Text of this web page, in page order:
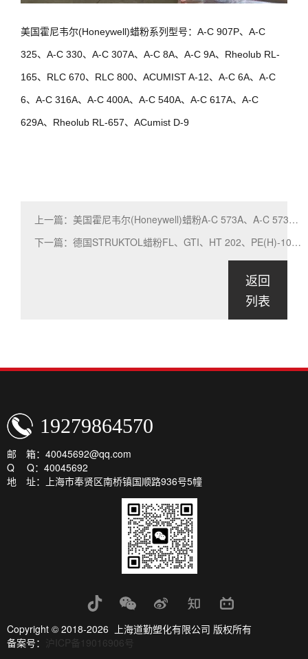
美国霍尼韦尔(Honeywell)蜡粉系列型号：A-C 907P、A-C
325、A-C 330、A-C 307A、A-C 8A、A-C 9A、Rheolub RL-
165、RLC 670、RLC 800、ACUMIST A-12、A-C 6A、A-C
6、A-C 316A、A-C 400A、A-C 540A、A-C 617A、A-C
629A、Rheolub RL-657、ACumist D-9
上一篇：美国霍尼韦尔(Honeywell)蜡粉A-C 573A、A-C 573P、A-C 1702系列型号介绍下
下一篇：德国STRUKTOL蜡粉FL、GTI、HT 202、PE(H)-100、WB 212系列型号应用全介绍
返回
列表
19279864570
邮 箱：40045692@qq.com
Q Q：40045692
地 址：上海市奉贤区南桥镇国顺路936号5幢
Copyright © 2018-2026 上海道勤塑化有限公司 版权所有
备案号： 沪ICP备19016906号